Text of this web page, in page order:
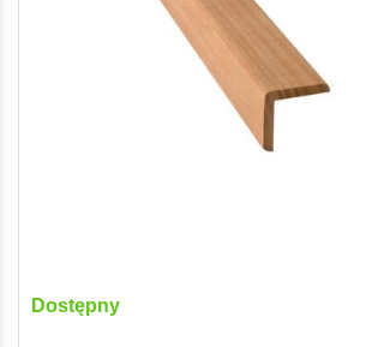
Dostępny